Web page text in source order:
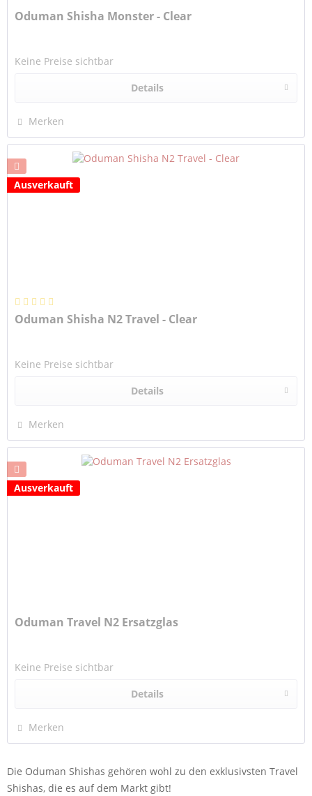
Oduman Shisha Monster - Clear
Keine Preise sichtbar
Details
Merken
Ausverkauft
Oduman Shisha N2 Travel - Clear
Keine Preise sichtbar
Details
Merken
Ausverkauft
Oduman Travel N2 Ersatzglas
Keine Preise sichtbar
Details
Merken
Die Oduman Shishas gehören wohl zu den exklusivsten Travel
Shishas, die es auf dem Markt gibt!